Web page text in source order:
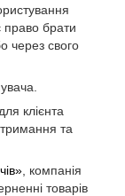
право брати
через свого
клієнта
та
, компанія
товарів